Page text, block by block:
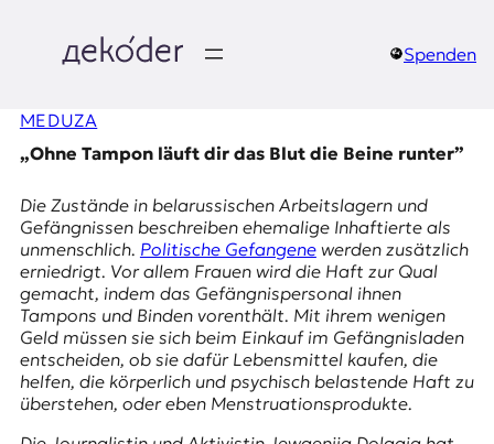
springen
e
k
o
d
e
r
|
Spenden
MEDUZA
„Ohne Tampon läuft dir das Blut die Beine runter”
Die Zustände in belarussischen Arbeitslagern und
Gefängnissen beschreiben ehemalige Inhaftierte als
unmenschlich. Politische Gefangenewerden zusätzlich
erniedrigt. Vor allem Frauen wird die Haft zur Qual
gemacht, indem das Gefängnispersonal ihnen
Tampons und Binden vorenthält. Mit ihrem wenigen
Geld müssen sie sich beim Einkauf im Gefängnisladen
entscheiden, ob sie dafür Lebensmittel kaufen, die
helfen, die körperlich und psychisch belastende Haft zu
überstehen, oder eben Menstruationsprodukte.